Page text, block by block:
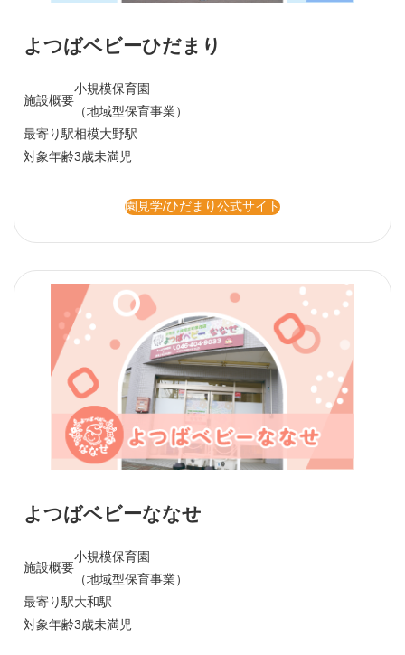
よつばベビーひだまり
施設概要
小規模保育園
（地域型保育事業）
最寄り駅相模大野駅
対象年齢3歳未満児
園見学/ひだまり公式サイト
よつばベビーななせ
施設概要
小規模保育園
（地域型保育事業）
最寄り駅大和駅
対象年齢3歳未満児